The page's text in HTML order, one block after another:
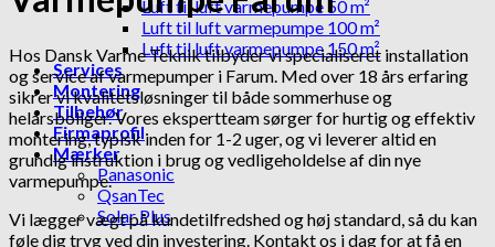
Luft til luft varmepumpe 50 m²
Luft til luft varmepumpe 100 m²
Luft til luft varmepumpe 150 m²
Services
Montering
Tilbehør
Firmaprofil
Mærker
Panasonic
QsanTec
Solar Plus
Hos Dansk Varme Teknik tilbyder vi specialiseret installation
og service af varmepumper i Farum. Med over 18 års erfaring
sikrer vi kvalitetsløsninger til både sommerhuse og
helårsboliger. Vores ekspertteam sørger for hurtig og effektiv
montering, typisk inden for 1-2 uger, og vi leverer altid en
grundig instruktion i brug og vedligeholdelse af din nye
varmepumpe.
Vi lægger vægt på kundetilfredshed og høj standard, så du kan
føle dig tryg ved din investering. Kontakt os i dag for at få en